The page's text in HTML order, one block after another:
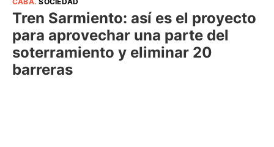
Tren Sarmiento: así es el proyecto
para aprovechar una parte del
soterramiento y eliminar 20
barreras